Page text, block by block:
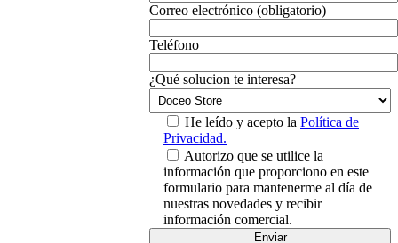
Correo electrónico (obligatorio)
Teléfono
¿Qué solucion te interesa?
He leído y acepto la Política de
Privacidad.
Autorizo que se utilice la
información que proporciono en este
formulario para mantenerme al día de
nuestras novedades y recibir
información comercial.